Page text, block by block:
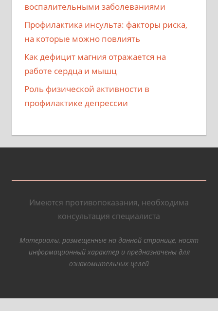
воспалительными заболеваниями
Профилактика инсульта: факторы риска,
на которые можно повлиять
Как дефицит магния отражается на
работе сердца и мышц
Роль физической активности в
профилактике депрессии
Имеются противопоказания, необходима
консультация специалиста
Материалы, размещенные на данной странице, носят
информационный характер и предназначены для
ознакомительных целей